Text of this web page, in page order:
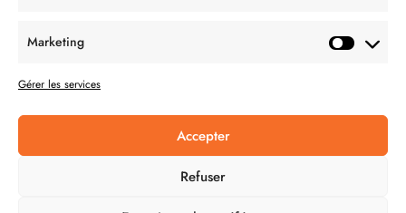
Marketing
Gérer les services
Accepter
Refuser
CONDITION GÉNÉRALES DE VENTES